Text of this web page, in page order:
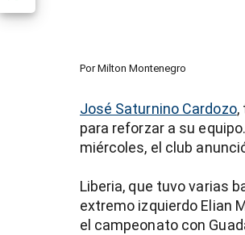
Por Milton Montenegro
José Saturnino Cardozo,
para reforzar a su
miércoles, el club
Liberia, que tuvo varias
extremo izquierdo Elian
el campeonato con